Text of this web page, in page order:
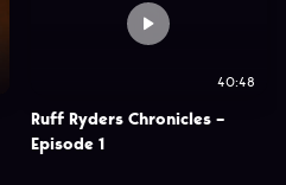
40:48
Ruff Ryders Chronicles –
Episode 1